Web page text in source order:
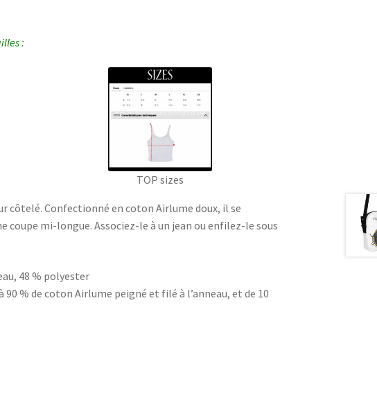
:
TOP sizes
côtelé. Confectionné en coton Airlume doux, il se
coupe mi-longue. Associez-le à un jean ou enfilez-le sous
48 % polyester
% de coton Airlume peigné et filé à l’anneau, et de 10